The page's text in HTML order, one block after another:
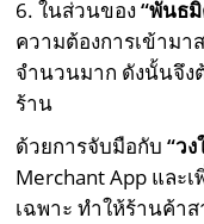
6. ในส่วนของ“พันธ
ความต้องการเข้ามา
จำนวนมาก ดังนั้นจึง
ร้าน
ด้วยการจับมือกับ“วง
Merchant App และ
เฉพาะ ทำให้ร้านค้า